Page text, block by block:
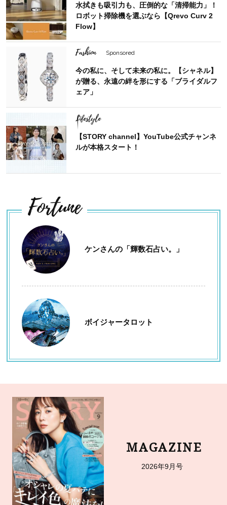
水拭きも吸引力も、圧倒的な「清掃能力」！
ロボット掃除機を選ぶなら【Qrevo Curv 2
Flow】
Fashion Sponsored
今の私に、そして未来の私に。【シャネル】
が贈る、永遠の絆を形にする「ブライダルフ
ェア」
Lifestyle
【STORY channel】YouTube公式チャンネ
ルが本格スタート！
Fortune
ケンさんの「輝数石占い。」
ボイジャータロット
MAGAZINE
2026年9月号